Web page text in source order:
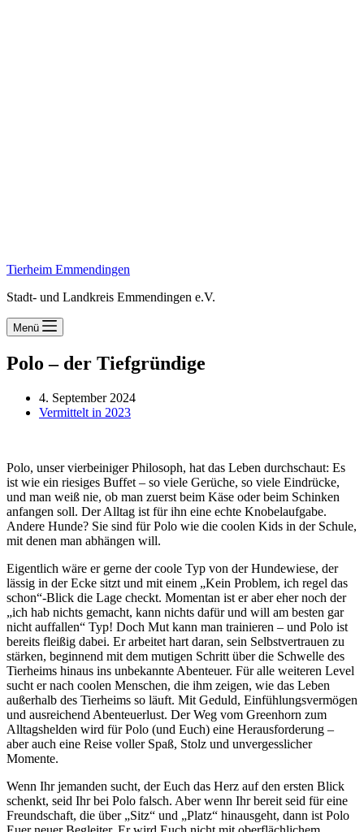
Tierheim Emmendingen
Stadt- und Landkreis Emmendingen e.V.
Menü
Polo – der Tiefgründige
4. September 2024
Vermittelt in 2023
Polo, unser vierbeiniger Philosoph, hat das Leben durchschaut: Es
ist wie ein riesiges Buffet – so viele Gerüche, so viele Eindrücke,
und man weiß nie, ob man zuerst beim Käse oder beim Schinken
anfangen soll. Der Alltag ist für ihn eine echte Knobelaufgabe.
Andere Hunde? Sie sind für Polo wie die coolen Kids in der Schule,
mit denen man abhängen will.
Eigentlich wäre er gerne der coole Typ von der Hundewiese, der
lässig in der Ecke sitzt und mit einem „Kein Problem, ich regel das
schon“-Blick die Lage checkt. Momentan ist er aber eher noch der
„ich hab nichts gemacht, kann nichts dafür und will am besten gar
nicht auffallen“ Typ! Doch Mut kann man trainieren – und Polo ist
bereits fleißig dabei. Er arbeitet hart daran, sein Selbstvertrauen zu
stärken, beginnend mit dem mutigen Schritt über die Schwelle des
Tierheims hinaus ins unbekannte Abenteuer. Für alle weiteren Level
sucht er nach coolen Menschen, die ihm zeigen, wie das Leben
außerhalb des Tierheims so läuft. Mit Geduld, Einfühlungsvermögen
und ausreichend Abenteuerlust. Der Weg vom Greenhorn zum
Alltagshelden wird für Polo (und Euch) eine Herausforderung –
aber auch eine Reise voller Spaß, Stolz und unvergesslicher
Momente.
Wenn Ihr jemanden sucht, der Euch das Herz auf den ersten Blick
schenkt, seid Ihr bei Polo falsch. Aber wenn Ihr bereit seid für eine
Freundschaft, die über „Sitz“ und „Platz“ hinausgeht, dann ist Polo